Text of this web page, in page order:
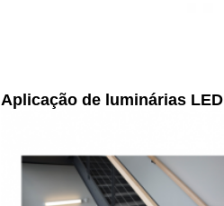
Aplicação de luminárias LED